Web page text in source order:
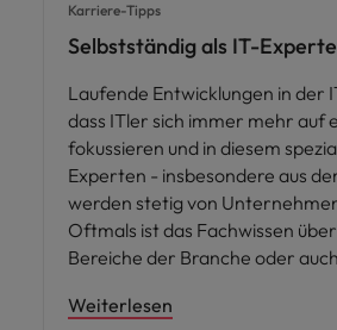
Karriere-Tipps
Selbstständig als IT-Experte
Laufende Entwicklungen in der
dass ITler sich immer mehr auf
fokussieren und in diesem
Experten - insbesondere aus
werden stetig von
Oftmals ist das Fachwissen
Bereiche der Branche oder
Weiterlesen